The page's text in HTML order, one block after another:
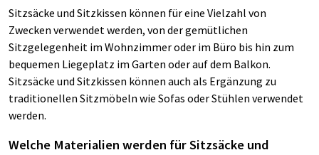
Sitzsäcke und Sitzkissen können für eine Vielzahl von
Zwecken verwendet werden, von der gemütlichen
Sitzgelegenheit im Wohnzimmer oder im Büro bis hin zum
bequemen Liegeplatz im Garten oder auf dem Balkon.
Sitzsäcke und Sitzkissen können auch als Ergänzung zu
traditionellen Sitzmöbeln wie Sofas oder Stühlen verwendet
werden.
Welche Materialien werden für Sitzsäcke und